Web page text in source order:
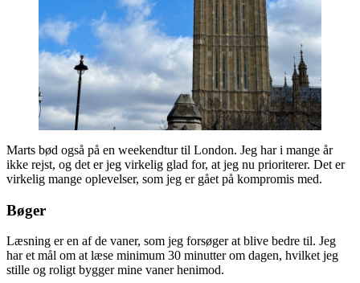
Marts bød også på en weekendtur til London. Jeg har i mange år
ikke rejst, og det er jeg virkelig glad for, at jeg nu prioriterer. Det er
virkelig mange oplevelser, som jeg er gået på kompromis med.
Bøger
Læsning er en af de vaner, som jeg forsøger at blive bedre til. Jeg
har et mål om at læse minimum 30 minutter om dagen, hvilket jeg
stille og roligt bygger mine vaner henimod.